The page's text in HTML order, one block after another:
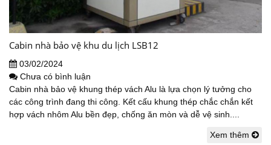
Cabin nhà bảo vệ khu du lịch LSB12
03/02/2024
Chưa có bình luận
Cabin nhà bảo vệ khung thép vách Alu là lựa chọn lý tưởng cho
các công trình đang thi công. Kết cấu khung thép chắc chắn kết
hợp vách nhôm Alu bền đẹp, chống ăn mòn và dễ vệ sinh....
Xem thêm